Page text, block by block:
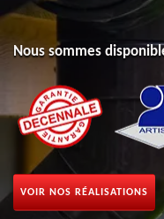
Nous sommes
VOIR NOS RÉALISATIONS